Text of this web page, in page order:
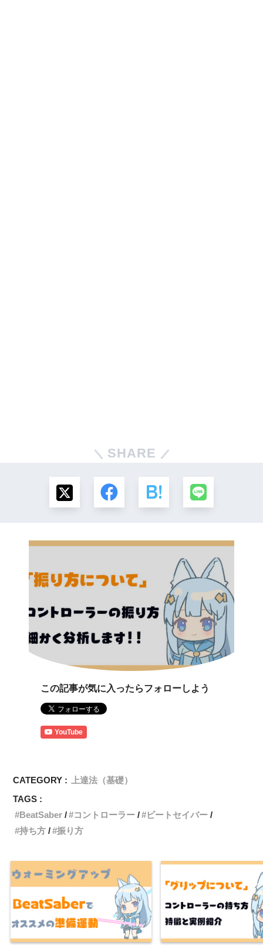
SHARE
この記事が気に入ったらフォローしよう
YouTube
CATEGORY :
上達法（基礎）
TAGS :
BeatSaber
コントローラー
ビートセイバー
持ち方
振り方